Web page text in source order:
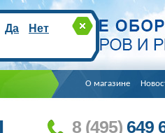
Да Нет
О магазине
8 (495) 649